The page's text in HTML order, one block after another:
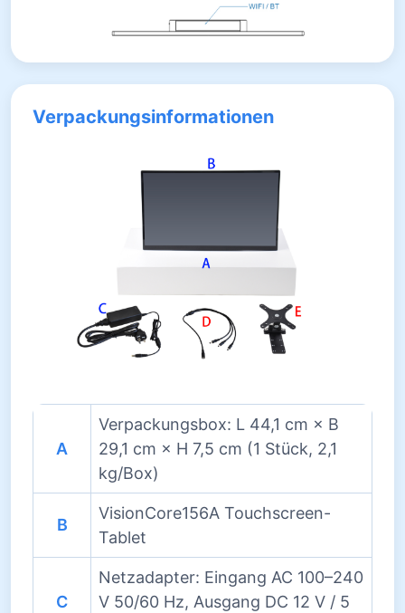
Verpackungsinformationen
A
Verpackungsbox: L 44,1 cm × B
29,1 cm × H 7,5 cm (1 Stück, 2,1
kg/Box)
B
VisionCore156A Touchscreen-
Tablet
C
Netzadapter: Eingang AC 100–240
V 50/60 Hz, Ausgang DC 12 V / 5